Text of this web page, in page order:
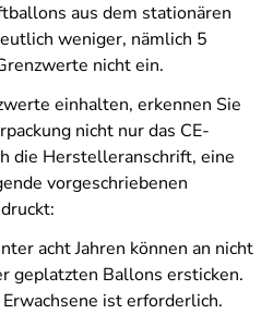
aus dem stationären
weniger, nämlich 5
nicht ein.
einhalten, erkennen Sie
nicht nur das CE-
die Herstelleranschrift, eine
vorgeschriebenen
acht Jahren können an nicht
geplatzten Ballons ersticken.
ist erforderlich.